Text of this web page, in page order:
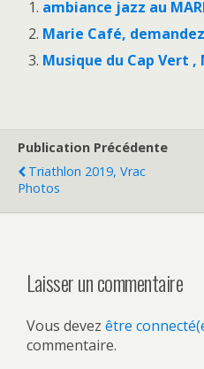
ambiance jazz au
Marie Café,
Musique du Cap Vert ,
Publication Précédente
Triathlon 2019, Vrac
Photos
Laisser un commentaire
Vous devez être
commentaire.